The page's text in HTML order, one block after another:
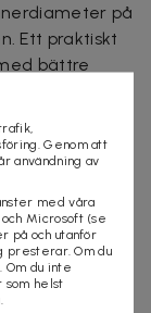
på
Ett praktiskt
bättre
Genom att
användning av
med våra
Microsoft (se
på och utanför
presterar. Om du
Om du inte
som helst